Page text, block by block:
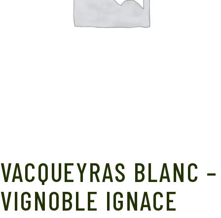
VACQUEYRAS BLANC –
VIGNOBLE IGNACE